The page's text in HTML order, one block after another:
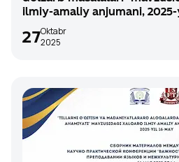
ilmiy-amaliy anjumani,
27Oktabr
2025